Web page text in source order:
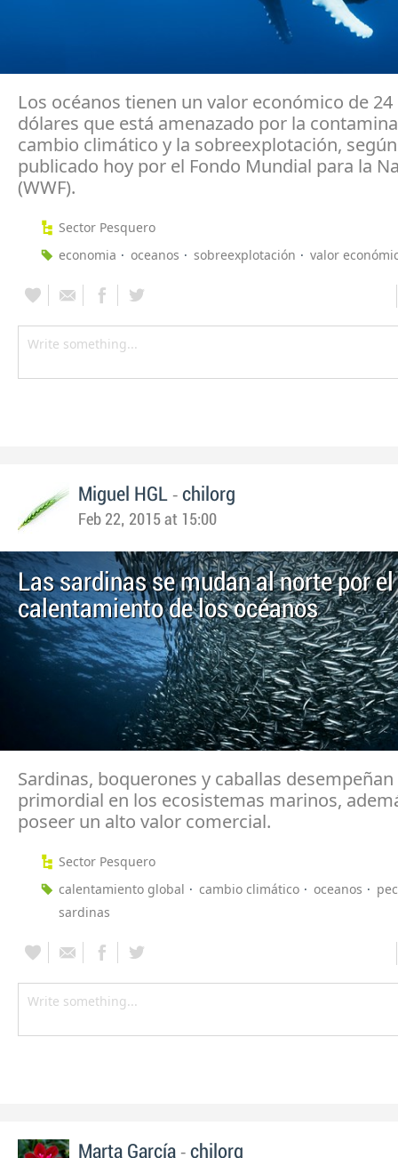
Los océanos tienen un valor económico de
dólares que está amenazado por la
cambio climático y la sobreexplotación,
publicado hoy por el Fondo Mundial para la
(WWF).
Sector Pesquero
economia
oceanos sobreexplotación valor
Miguel HGL - chilorg
Feb 22, 2015 at 15:00
Las sardinas se mudan al norte por el
calentamiento de los océanos
Sardinas, boquerones y caballas
primordial en los ecosistemas marinos,
poseer un alto valor comercial.
Sector Pesquero
calentamiento global
cambio climático oceanos
sardinas
Marta García - chilorg